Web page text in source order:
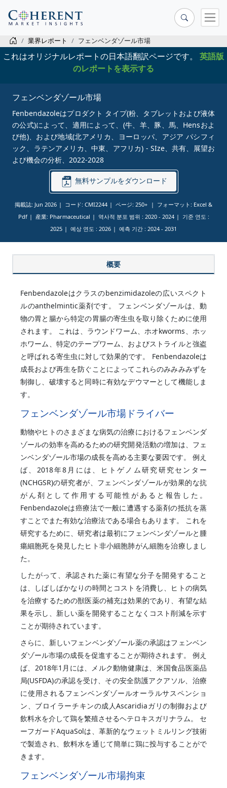
業界レポート フェンベンダゾール市場
これはオリジナルレポートの日本語翻訳ページです。 英語版
のレポートを表示する
フェンベンダゾール市場
Fenbendazoleはプロダクト タイプ(粉、タブレットおよび液体
の公式)によって、適用によって、(牛、羊、豚、馬、Hensおよ
び他)、および地域(北アメリカ、ヨーロッパ、アジア パシフィ
ック、ラテンアメリカ、中東、アフリカ) - SIze、共有、展望お
よび機会の分析、2022-2028
無料サンプルをダウンロード
掲載誌: Jun 2026 コード: CMI2244 ページ: 250+
フォーマット: Excel &
Pdf
産業: Pharmaceutical 역사적 분포 범위 : 2020 - 2024
기준 연도 :
2025
예상 연도 : 2026 예측 기간 : 2024 - 2031
概要
Fenbendazoleはクラスのbenzimidazoleの広いスペクト
ルのanthelmintic薬剤です。 フェンベンダゾールは、動
物の胃と腸から特定の胃腸の寄生虫を取り除くために使用
されます。 これは、ラウンドワーム、ホオkworms、ホッ
ホワーム、特定のテープワーム、およびストライルと強盗
と呼ばれる寄生虫に対して効果的です。 Fenbendazoleは
成長および再生を防ぐことによってこれらのみみみみずを
制御し、破壊すると同時に有効なデウマーとして機能しま
す。
フェンベンダゾール市場ドライバー
動物やヒトのさまざまな病気の治療におけるフェンベンダ
ゾールの効率を高めるための研究開発活動の増加は、フェ
ンベンダゾール市場の成長を高める主要な要因です。 例え
ば、2018年8月には、ヒトゲノム研究研究センター
(NCHGSR)の研究者が、フェンベンダゾールが効果的な抗
がん剤として作用する可能性があると報告した。
Fenbendazoleは癌療法で一般に遭遇する薬剤の抵抗を蒸
すことでまた有効な治療法である場合もあります。 これを
研究するために、研究者は最初にフェンベンダゾールと腫
瘍細胞死を発見したヒト非小細胞肺がん細胞を治療しまし
た。
したがって、承認された薬に有望な分子を開発すること
は、しばしばかなりの時間とコストを消費し、ヒトの病気
を治療するための獣医薬の補充は効果的であり、有望な結
果を示し、新しい薬を開発することなくコスト削減を示す
ことが期待されています。
さらに、新しいフェンベンダゾール薬の承認はフェンベン
ダゾール市場の成長を促進することが期待されます。 例え
ば、2018年1月には、メルク動物健康は、米国食品医薬品
局(USFDA)の承認を受け、その安全防護アクアソル、治療
に使用されるフェンベンダゾールオーラルサスペンショ
ン、ブロイラーチキンの成人Ascaridiaガリの制御および
飲料水を介して鶏を繁殖させるヘテロキスガリナラム。 セ
ーフガードAquaSolは、革新的なウェットミルリング技術
で製造され、飲料水を通じて簡単に鶏に投与することがで
きます。
フェンベンダゾール市場拘束